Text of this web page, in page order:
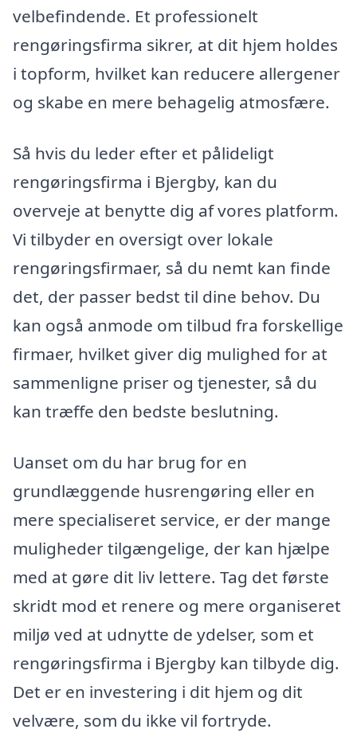
velbefindende. Et professionelt
rengøringsfirma sikrer, at dit hjem holdes
i topform, hvilket kan reducere allergener
og skabe en mere behagelig atmosfære.
Så hvis du leder efter et pålideligt
rengøringsfirma i Bjergby, kan du
overveje at benytte dig af vores platform.
Vi tilbyder en oversigt over lokale
rengøringsfirmaer, så du nemt kan finde
det, der passer bedst til dine behov. Du
kan også anmode om tilbud fra forskellige
firmaer, hvilket giver dig mulighed for at
sammenligne priser og tjenester, så du
kan træffe den bedste beslutning.
Uanset om du har brug for en
grundlæggende husrengøring eller en
mere specialiseret service, er der mange
muligheder tilgængelige, der kan hjælpe
med at gøre dit liv lettere. Tag det første
skridt mod et renere og mere organiseret
miljø ved at udnytte de ydelser, som et
rengøringsfirma i Bjergby kan tilbyde dig.
Det er en investering i dit hjem og dit
velvære, som du ikke vil fortryde.